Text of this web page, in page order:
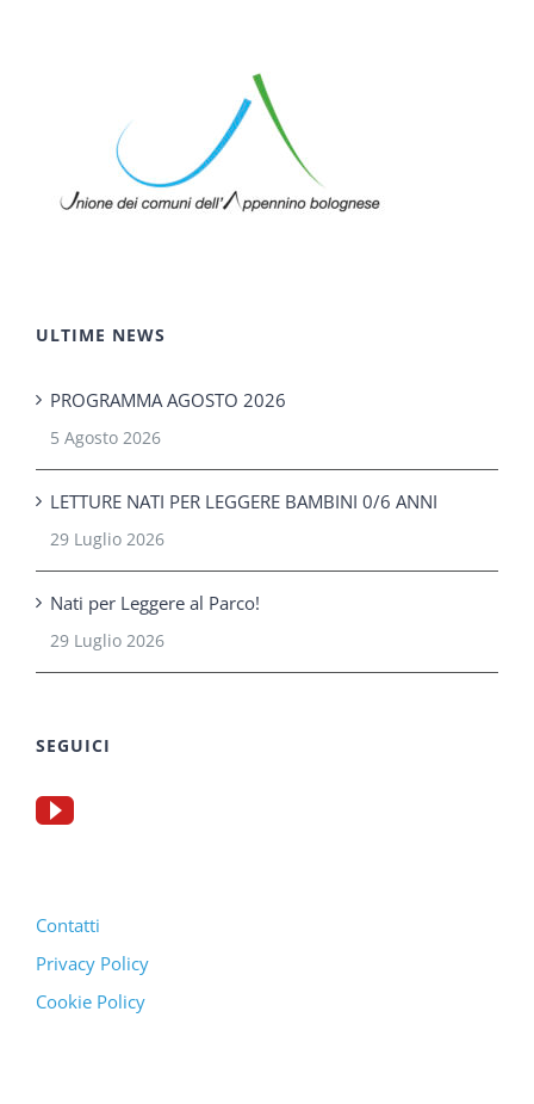
ULTIME NEWS
PROGRAMMA AGOSTO 2026
5 Agosto 2026
LETTURE NATI PER LEGGERE BAMBINI 0/6 ANNI
29 Luglio 2026
Nati per Leggere al Parco!
29 Luglio 2026
SEGUICI
Contatti
Privacy Policy
Cookie Policy